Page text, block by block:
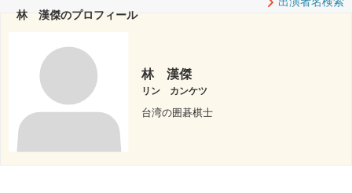
林 漢傑のプロフィール
林 漢傑
リン カンケツ
台湾の囲碁棋士